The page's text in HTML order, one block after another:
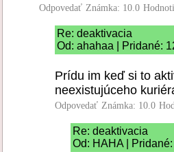
Odpovedať Známka: 10.0
Re: deaktivacia
Od: ahahaa | Pridané:
Prídu im keď si to
neexistujúceho
Odpovedať Známka: 10.0
Re: deaktivacia
Od: HAHA |